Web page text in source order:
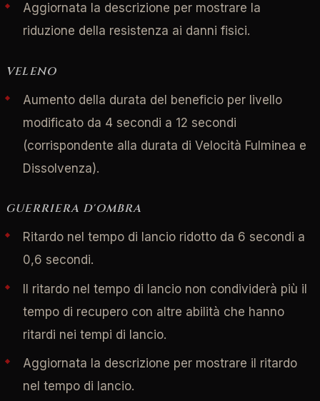
Aggiornata la descrizione per mostrare la
riduzione della resistenza ai danni fisici.
VELENO
Aumento della durata del beneficio per livello
modificato da 4 secondi a 12 secondi
(corrispondente alla durata di Velocità Fulminea e
Dissolvenza).
GUERRIERA D'OMBRA
Ritardo nel tempo di lancio ridotto da 6 secondi a
0,6 secondi.
Il ritardo nel tempo di lancio non condividerà più il
tempo di recupero con altre abilità che hanno
ritardi nei tempi di lancio.
Aggiornata la descrizione per mostrare il ritardo
nel tempo di lancio.